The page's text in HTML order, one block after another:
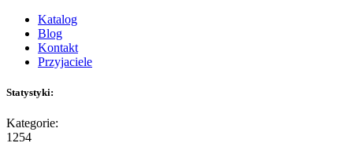
Katalog
Blog
Kontakt
Przyjaciele
Statystyki:
Kategorie:
1254